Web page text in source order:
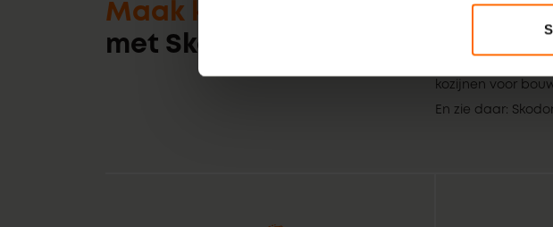
Maak kennis
met Skodora
Wij zijn Skodora.
vakmensen.
kozijnen voor
En zie daar: